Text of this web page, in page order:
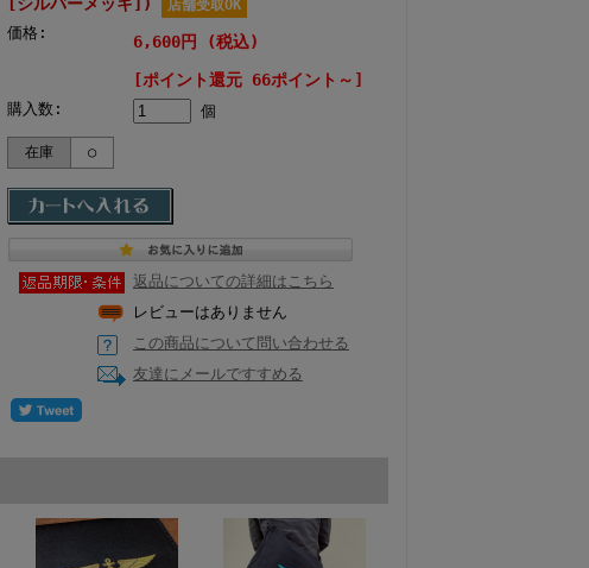
店舗受取OK
価格:
6,600円 (税込)
[ポイント還元 66ポイント～]
購入数: 個
在庫 ○
返品についての詳細はこちら
レビューはありません
この商品について問い合わせる
友達にメールですすめる